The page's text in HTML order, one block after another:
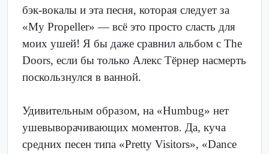
бэк-вокалы и эта песня, которая следует за
«My Propeller» — всё это просто сласть для
моих ушей! Я бы даже сравнил альбом с The
Doors, если бы только Алекс Тёрнер насмерть
поскользнулся в ванной.
Удивительным образом, на «Humbug» нет
ушевыворачивающих моментов. Да, куча
средних песен типа «Pretty Visitors», «Dance